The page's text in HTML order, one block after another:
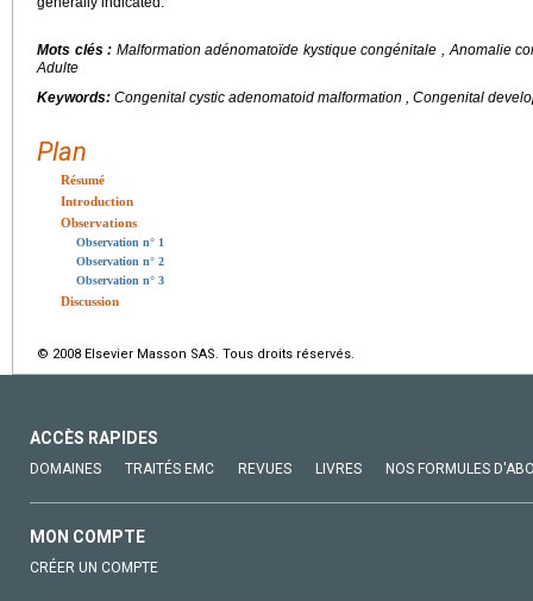
Mots clés : Malformation adénomatoïde kystique congénitale , Anomalie
Adulte
Keywords: Congenital cystic adenomatoid malformation , Congenital
Plan
Résumé
Introduction
Observations
Observation n° 1
Observation n° 2
Observation n° 3
Discussion
© 2008 Elsevier Masson SAS. Tous droits réservés.
ACCÈS RAPIDES
DOMAINES TRAITÉS EMC REVUES LIVRES NOS FORMULES
MON COMPTE
CRÉER UN COMPTE